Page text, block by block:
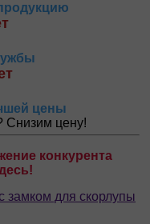
цены
цену!
конкурента